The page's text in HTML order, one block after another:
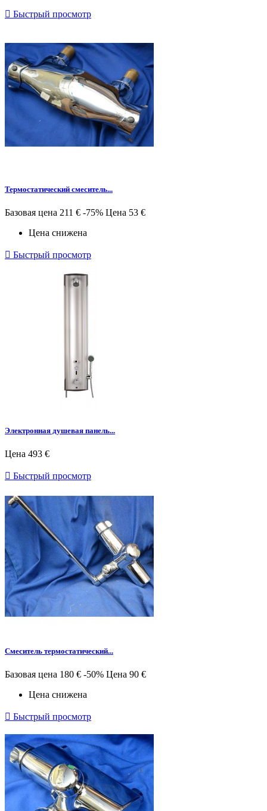
 Быстрый просмотр
Термостатический смеситель...
Базовая цена 211 € -75% Цена 53 €
Цена снижена
 Быстрый просмотр
Электронная душевая панель...
Цена 493 €
 Быстрый просмотр
Смеситель термостатический...
Базовая цена 180 € -50% Цена 90 €
Цена снижена
 Быстрый просмотр